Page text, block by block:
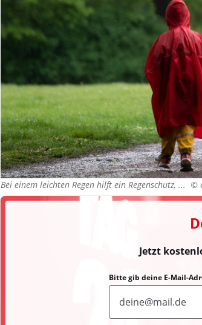
Bei einem leichten Regen hilft ein Regenschutz, ... ©
Jetzt
Bitte gib deine E-Mail-